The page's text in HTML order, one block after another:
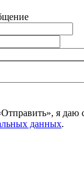
я даю
данных.